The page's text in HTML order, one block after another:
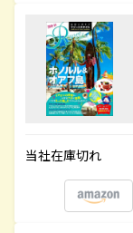
当社在庫切れ